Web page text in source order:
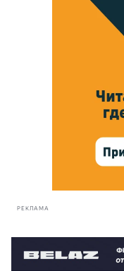
РЕКЛАМА